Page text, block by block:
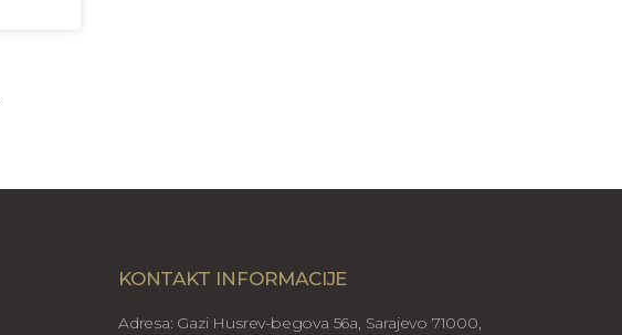
KONTAKT INFORMACIJE
Adresa: Gazi Husrev-begova 56a, Sarajevo 71000,